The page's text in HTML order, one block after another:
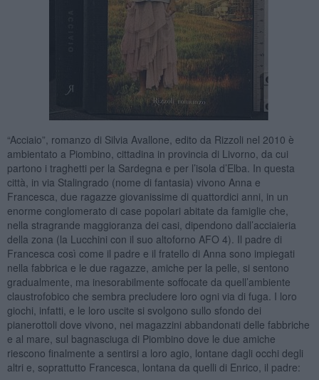
“Acciaio”, romanzo di Silvia Avallone, edito da Rizzoli nel 2010 è
ambientato a Piombino, cittadina in provincia di Livorno, da cui
partono i traghetti per la Sardegna e per l’isola d’Elba. In questa
città, in via Stalingrado (nome di fantasia) vivono Anna e
Francesca, due ragazze giovanissime di quattordici anni, in un
enorme conglomerato di case popolari abitate da famiglie che,
nella stragrande maggioranza dei casi, dipendono dall’acciaieria
della zona (la Lucchini con il suo altoforno AFO 4). Il padre di
Francesca così come il padre e il fratello di Anna sono impiegati
nella fabbrica e le due ragazze, amiche per la pelle, si sentono
gradualmente, ma inesorabilmente soffocate da quell’ambiente
claustrofobico che sembra precludere loro ogni via di fuga. I loro
giochi, infatti, e le loro uscite si svolgono sullo sfondo dei
pianerottoli dove vivono, nei magazzini abbandonati delle fabbriche
e al mare, sul bagnasciuga di Piombino dove le due amiche
riescono finalmente a sentirsi a loro agio, lontane dagli occhi degli
altri e, soprattutto Francesca, lontana da quelli di Enrico, il padre: